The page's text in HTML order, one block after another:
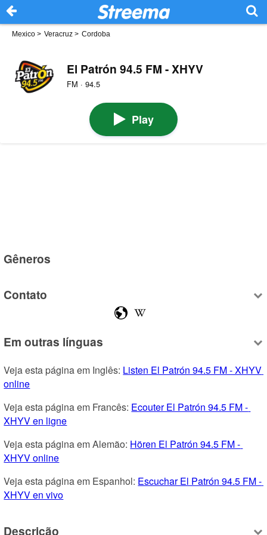
Mexico > Veracruz > Cordoba
El Patrón 94.5 FM - XHYV
FM · 94.5
Play
Gêneros
Contato
Em outras línguas
Veja esta página em Inglês: Listen El Patrón 94.5 FM - XHYV
online
Veja esta página em Francês: Ecouter El Patrón 94.5 FM -
XHYV en ligne
Veja esta página em Alemão: Hören El Patrón 94.5 FM -
XHYV online
Veja esta página em Espanhol: Escuchar El Patrón 94.5 FM -
XHYV en vivo
Descrição